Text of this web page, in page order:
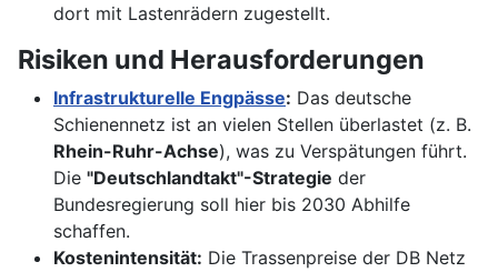
dort mit Lastenrädern zugestellt.
Risiken und Herausforderungen
Infrastrukturelle Engpässe: Das deutsche
Schienennetz ist an vielen Stellen überlastet (z. B.
Rhein-Ruhr-Achse), was zu Verspätungen führt.
Die "Deutschlandtakt"-Strategie der
Bundesregierung soll hier bis 2030 Abhilfe
schaffen.
Kostenintensität: Die Trassenpreise der DB Netz